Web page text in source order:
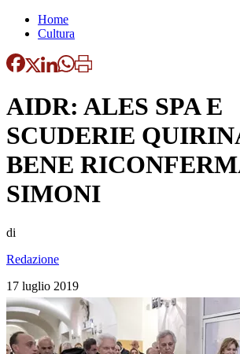
Home
Cultura
AIDR: ALES SPA E
SCUDERIE
BENE
SIMONI
di
Redazione
17 luglio 2019